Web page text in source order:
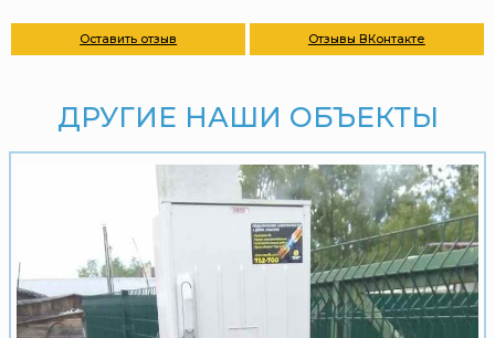
Оставить отзыв Отзывы ВКонтакте
ДРУГИЕ НАШИ ОБЪЕКТЫ